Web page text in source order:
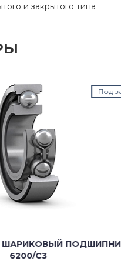
и закрытого типа
ПОДШИПНИК